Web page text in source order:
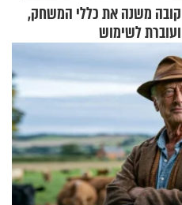
קובה משנה את כללי המשחק,
ועוברת לשימוש
בתלת־אופנועים סולאריים